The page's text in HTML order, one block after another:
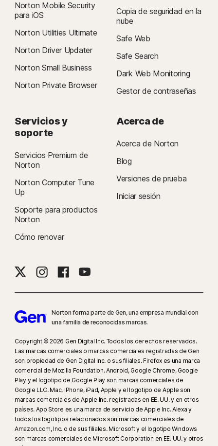
Norton Mobile Security
para iOS
Norton Utilities Ultimate
Norton Driver Updater
Norton Small Business
Norton Private Browser
Copia de seguridad en la
nube
Safe Web
Safe Search
Dark Web Monitoring
Gestor de contraseñas
Servicios y
soporte
Servicios Premium de
Norton
Norton Computer Tune
Up
Soporte para productos
Norton
Cómo renovar
Acerca de
Acerca de Norton
Blog
Versiones de prueba
Iniciar sesión
Norton forma parte de Gen, una empresa mundial con
una familia de reconocidas marcas.
Copyright © 2026 Gen Digital Inc. Todos los derechos reservados.
Las marcas comerciales o marcas comerciales registradas de Gen
son propiedad de Gen Digital Inc. o sus filiales. Firefox es una marca
comercial de Mozilla Foundation. Android, Google Chrome, Google
Play y el logotipo de Google Play son marcas comerciales de
Google LLC. Mac, iPhone, iPad, Apple y el logotipo de Apple son
marcas comerciales de Apple Inc. registradas en EE. UU. y en otros
países. App Store es una marca de servicio de Apple Inc. Alexa y
todos los logotipos relacionados son marcas comerciales de
Amazon.com, Inc. o de sus filiales. Microsoft y el logotipo Windows
son marcas comerciales de Microsoft Corporation en EE. UU. y otros